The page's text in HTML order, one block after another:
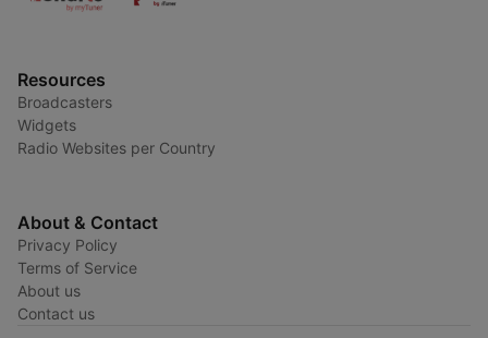
Resources
Broadcasters
Widgets
Radio Websites per Country
About & Contact
Privacy Policy
Terms of Service
About us
Contact us